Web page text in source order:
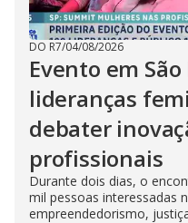
DO R7/04/08/2026
Evento em
lideranças
debater
profissionais
Durante dois dias, o
mil pessoas interessadas
empreendedorismo,